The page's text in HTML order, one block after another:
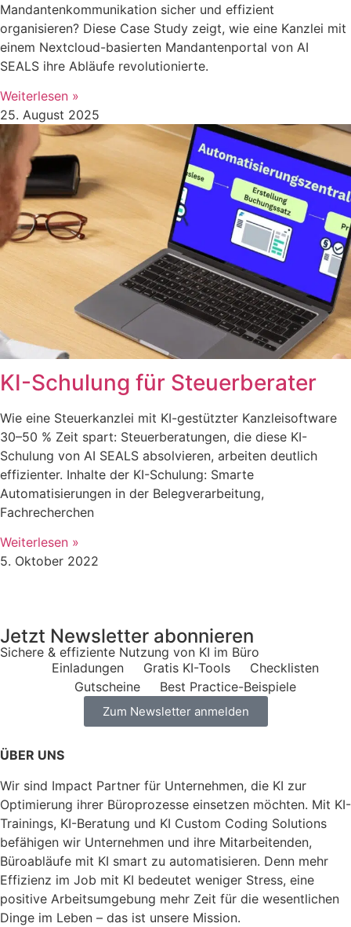
Mandantenkommunikation sicher und effizient
organisieren? Diese Case Study zeigt, wie eine Kanzlei mit
einem Nextcloud-basierten Mandantenportal von AI
SEALS ihre Abläufe revolutionierte.
Weiterlesen »
25. August 2025
KI-Schulung für Steuerberater
Wie eine Steuerkanzlei mit KI-gestützter Kanzleisoftware
30–50 % Zeit spart: Steuerberatungen, die diese KI-
Schulung von AI SEALS absolvieren, arbeiten deutlich
effizienter. Inhalte der KI-Schulung: Smarte
Automatisierungen in der Belegverarbeitung,
Fachrecherchen
Weiterlesen »
5. Oktober 2022
Jetzt Newsletter abonnieren
Sichere & effiziente Nutzung von KI im Büro
Einladungen
Gratis KI-Tools​
Checklisten
Gutscheine
Best Practice-Beispiele
Zum Newsletter anmelden
ÜBER UNS
Wir sind Impact Partner für Unternehmen, die KI zur
Optimierung ihrer Büroprozesse einsetzen möchten. Mit KI-
Trainings, KI-Beratung und KI Custom Coding Solutions
befähigen wir Unternehmen und ihre Mitarbeitenden,
Büroabläufe mit KI smart zu automatisieren. Denn mehr
Effizienz im Job mit KI bedeutet weniger Stress, eine
positive Arbeitsumgebung mehr Zeit für die wesentlichen
Dinge im Leben – das ist unsere Mission.